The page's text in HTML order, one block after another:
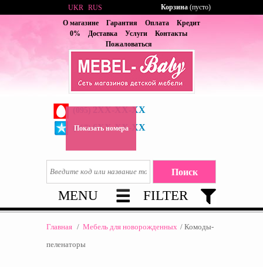
О магазине Гарантия Оплата
Кредит
0%
Доставка Услуги
Контакты
Пожаловаться
2XX-XX-XX
(067) 6XX-XX-XX
Показать номера
UKR RUS Корзина (пусто)
MENU FILTER
Главная / Мебель для новорожденных / Комоды-
пеленаторы